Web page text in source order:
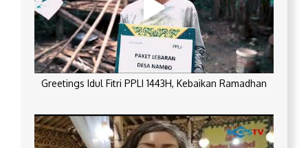
Greetings Idul Fitri PPLI 1443H, Kebaikan Ramadhan